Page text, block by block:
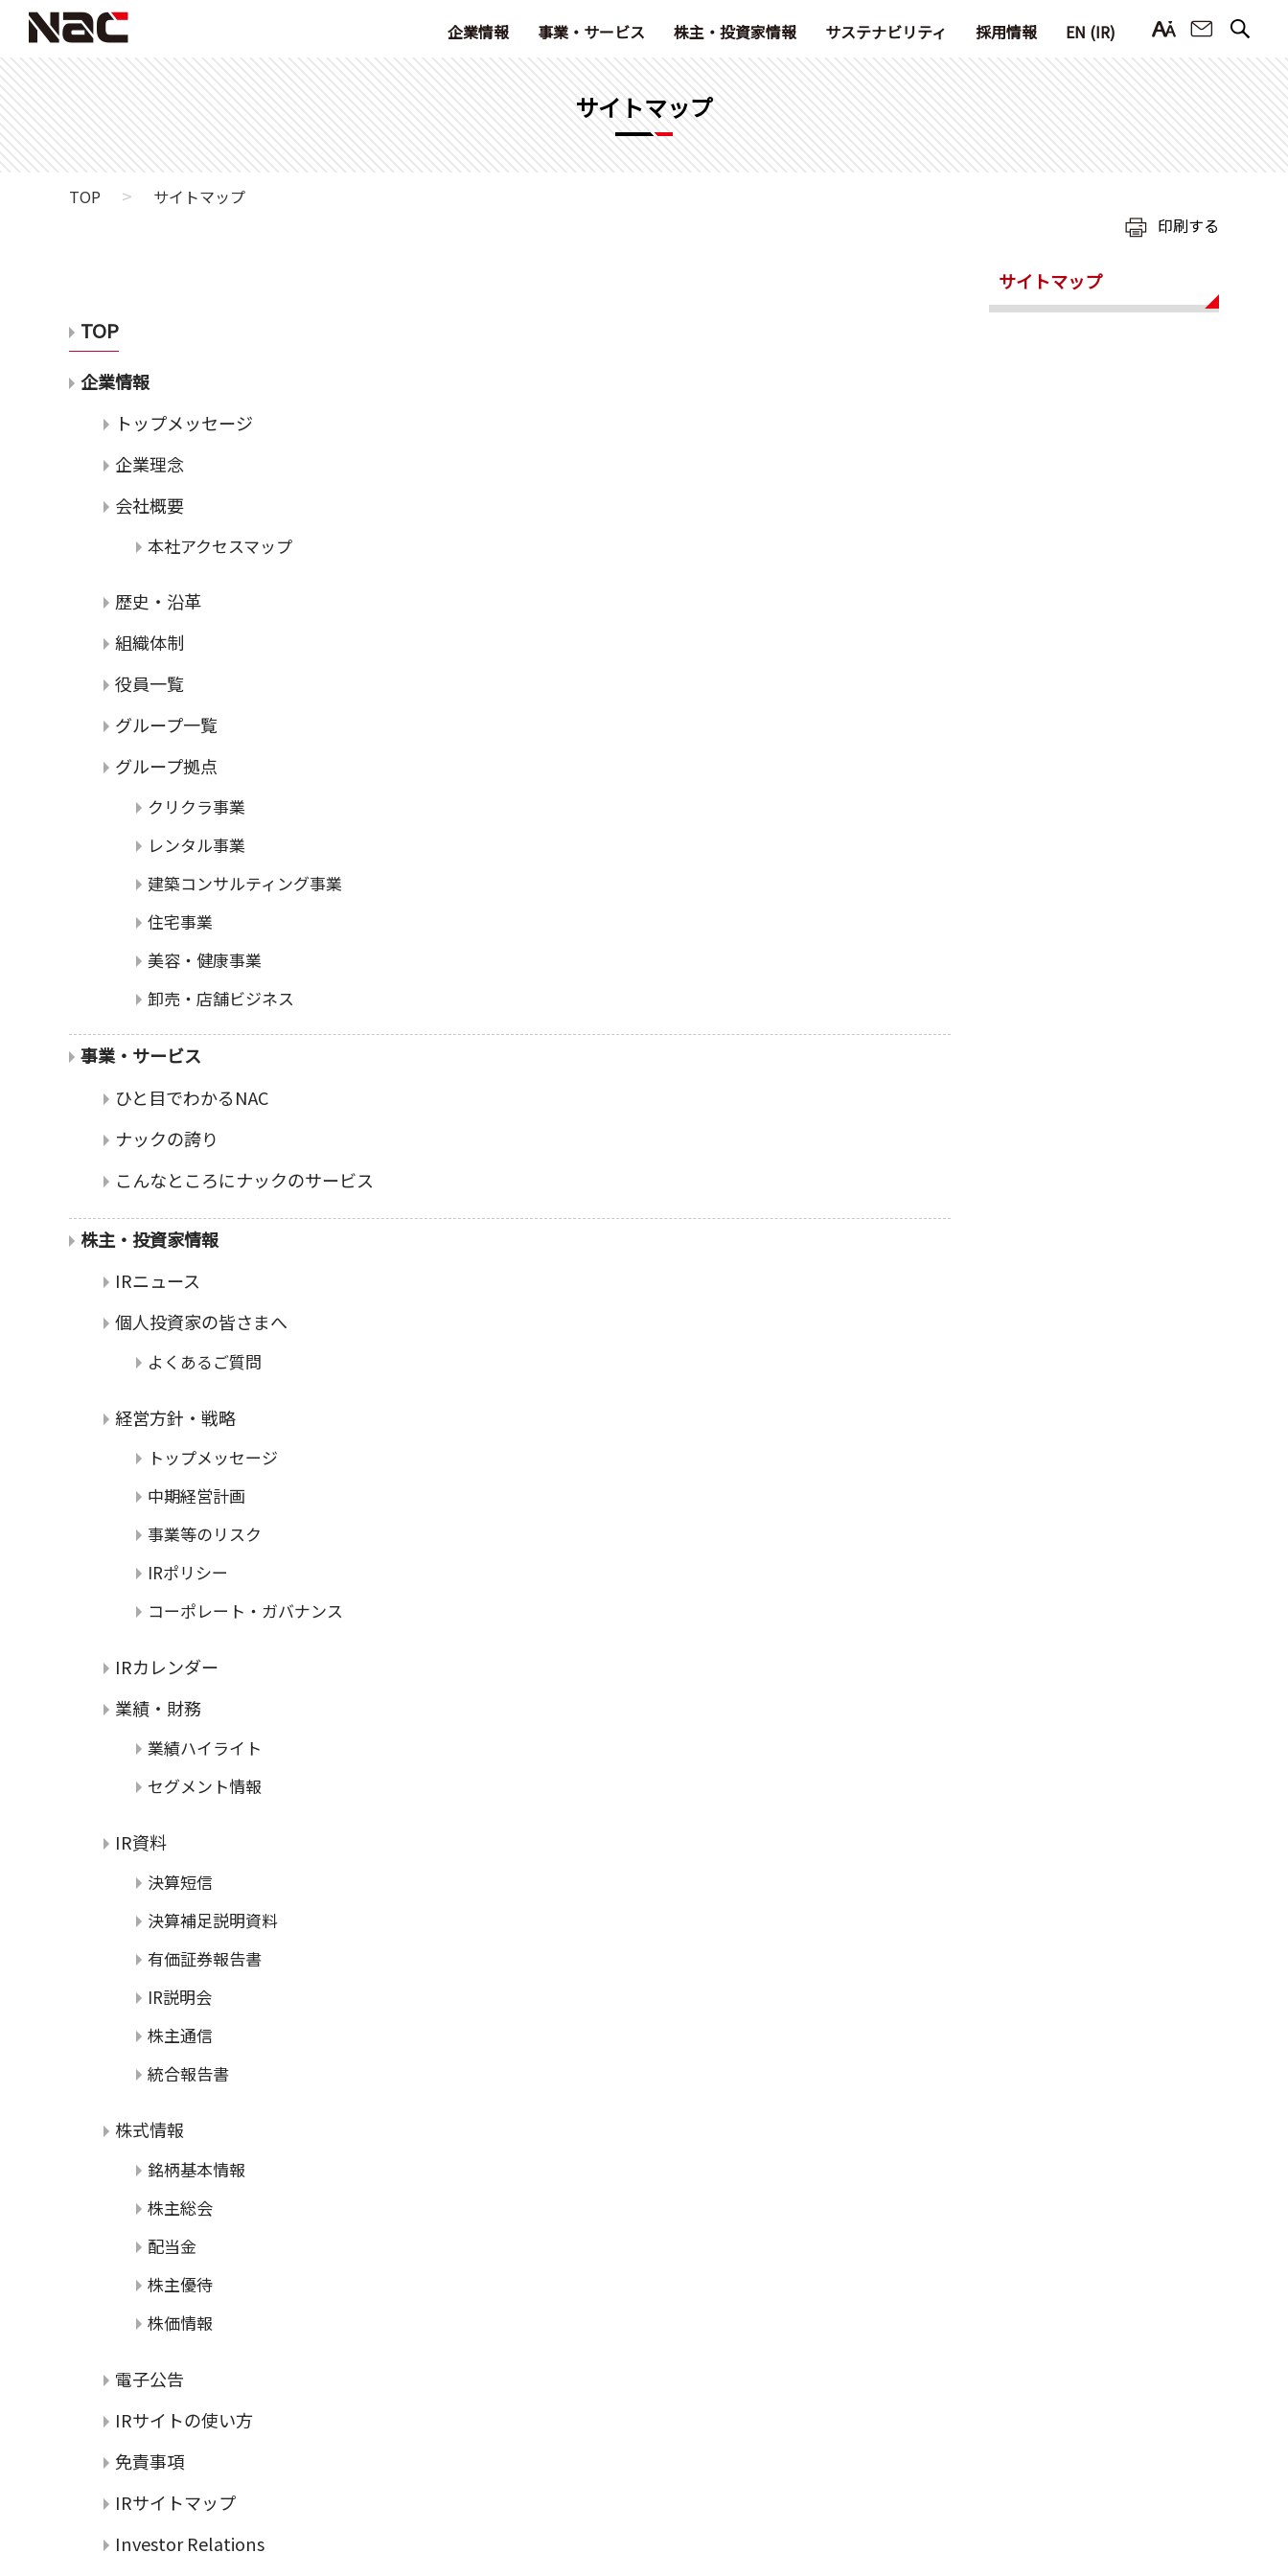
企業情報 事業・サービス 株主・投資家情報 サステナビリティ 採用情報 EN (IR) お問い
サイトマップ
TOP >
サイトマップ
印刷する
TOP
企業情報
トップメッセージ
企業理念
会社概要
本社アクセスマップ
歴史・沿革
組織体制
役員一覧
グループ一覧
グループ拠点
クリクラ事業
レンタル事業
建築コンサルティング事業
住宅事業
美容・健康事業
卸売・店舗ビジネス
事業・サービス
ひと目でわかるNAC
ナックの誇り
こんなところにナックのサービス
株主・投資家情報
IRニュース
個人投資家の皆さまへ
よくあるご質問
経営方針・戦略
トップメッセージ
中期経営計画
事業等のリスク
IRポリシー
コーポレート・ガバナンス
IRカレンダー
業績・財務
業績ハイライト
セグメント情報
IR資料
決算短信
決算補足説明資料
有価証券報告書
IR説明会
株主通信
統合報告書
株式情報
銘柄基本情報
株主総会
配当金
株主優待
株価情報
電子公告
IRサイトの使い方
免責事項
IRサイトマップ
Investor Relations
サイトマップ